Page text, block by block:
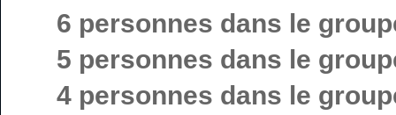
6 personnes dans le
5 personnes dans le
4 personnes dans le